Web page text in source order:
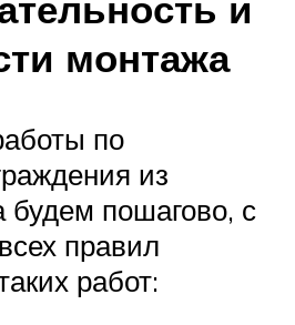
монтажа
по
из
будем пошагово, с
правил
работ: